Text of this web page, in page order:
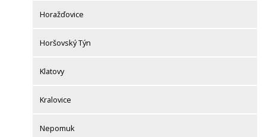
Horažďovice
Horšovský Týn
Klatovy
Kralovice
Nepomuk